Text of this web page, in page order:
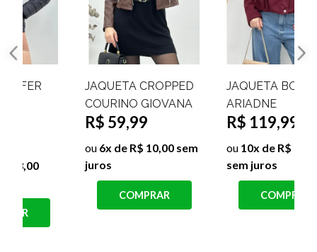
JAQUETA BOMBER
COLLEGE JAMILY
R$ 129,99
10x de R$ 13,00
sem juros
JAQUETA BOMBER
COLLEGE MILENNA
R$ 129,99
ou10x de R$ 13,00